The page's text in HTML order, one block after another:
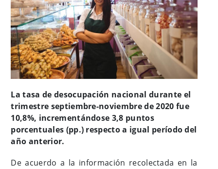
La tasa de desocupación nacional durante el
trimestre septiembre-noviembre de 2020 fue
10,8%, incrementándose 3,8 puntos
porcentuales (pp.) respecto a igual período del
año anterior.
De acuerdo a la información recolectada en la